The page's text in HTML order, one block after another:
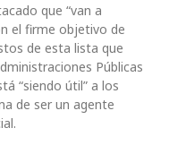
que “van a
el firme objetivo de
de esta lista que
Públicas
“siendo útil” a los
de ser un agente